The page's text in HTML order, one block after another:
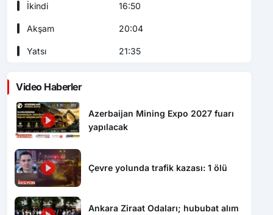
İkindi 16:50
Akşam 20:04
Yatsı 21:35
Video Haberler
Azerbaijan Mining Expo 2027 fuarı
yapılacak
Çevre yolunda trafik kazası: 1 ölü
Ankara Ziraat Odaları; hububat alım